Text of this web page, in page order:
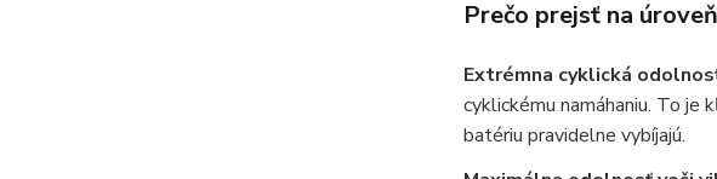
Prečo prejsť na
Extrémna cyklická
cyklickému namáhaniu. To je
batériu pravidelne vybíjajú.